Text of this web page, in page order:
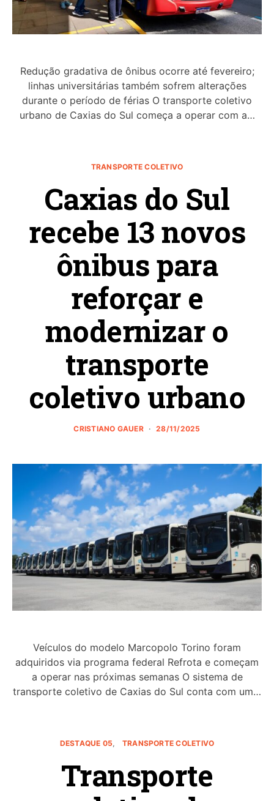
Redução gradativa de ônibus ocorre até fevereiro;
linhas universitárias também sofrem alterações
durante o período de férias O transporte coletivo
urbano de Caxias do Sul começa a operar com a…
TRANSPORTE COLETIVO
Caxias do Sul
recebe 13 novos
ônibus para
reforçar e
modernizar o
transporte
coletivo urbano
CRISTIANO GAUER 28/11/2025
Veículos do modelo Marcopolo Torino foram
adquiridos via programa federal Refrota e começam
a operar nas próximas semanas O sistema de
transporte coletivo de Caxias do Sul conta com um…
DESTAQUE 05 TRANSPORTE COLETIVO
Transporte